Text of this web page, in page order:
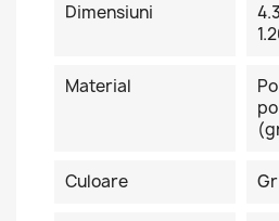
Dimensiuni
Material
Culoare